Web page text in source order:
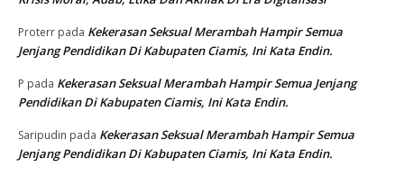
Proterr pada Kekerasan Seksual Merambah Hampir Semua
Jenjang Pendidikan Di Kabupaten Ciamis, Ini Kata Endin.
P pada Kekerasan Seksual Merambah Hampir Semua Jenjang
Pendidikan Di Kabupaten Ciamis, Ini Kata Endin.
Saripudin pada Kekerasan Seksual Merambah Hampir Semua
Jenjang Pendidikan Di Kabupaten Ciamis, Ini Kata Endin.